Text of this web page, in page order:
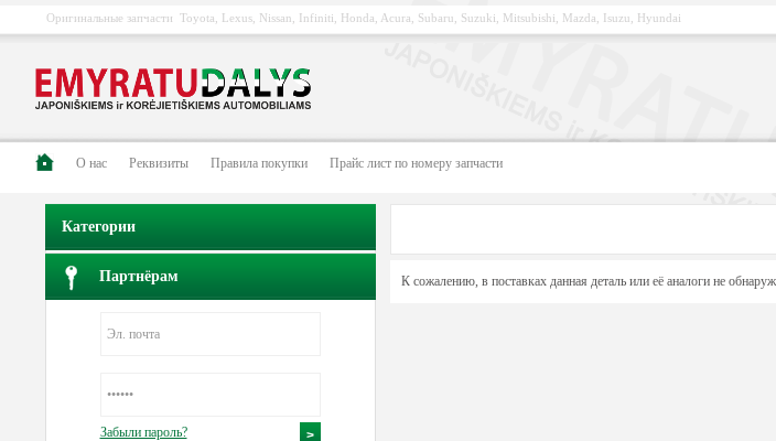
Оригинальные запчасти Toyota, Lexus, Nissan, Infiniti, Honda, Acura, Subaru, Suzuki, Mitsubishi, Mazda, Isuzu, Hyundai
О нас Pеквизиты Правила покупки Прайс лист по номеру запчасти
Категории
Партнёрам
Забыли пароль?
К сожалению, в поставках данная деталь или её аналоги не